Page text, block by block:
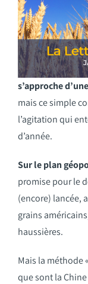
s’approche
mais ce simple
l’agitation qui
d’année.
Sur le plan
promise pour le
(encore) lancée,
grains
haussières.
Mais la méthode
que sont la